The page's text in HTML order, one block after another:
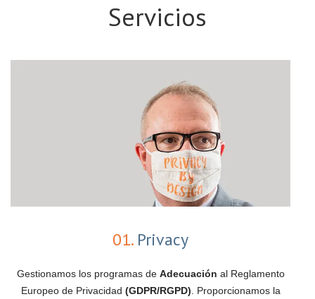
Servicios
01.Privacy
Gestionamos los programas de Adecuación al Reglamento
Europeo de Privacidad (GDPR/RGPD). Proporcionamos la